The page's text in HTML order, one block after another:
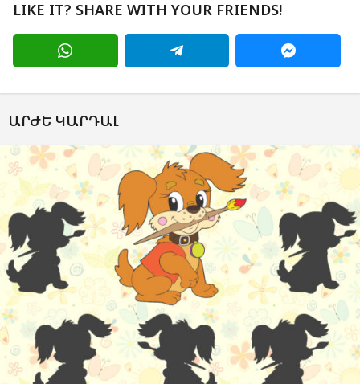
LIKE IT? SHARE WITH YOUR FRIENDS!
ԱՐԺԵ ԿԱՐԴԱԼ